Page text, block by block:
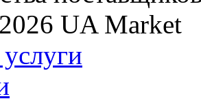
UA Market